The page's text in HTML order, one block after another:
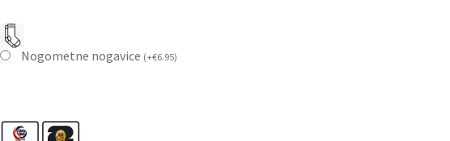
Nogometne nogavice (+€6.95)